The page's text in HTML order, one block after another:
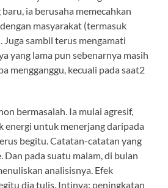
ia berusaha memecahkan
masyarakat (termasuk
Juga sambil terus mengamati
yang lama pun sebenarnya masih
mengganggu, kecuali pada saat2
bermasalah. Ia mulai agresif,
energi untuk menerjang daripada
begitu. Catatan-catatan yang
Dan pada suatu malam, di bulan
analisisnya. Efek
dia tulis. Intinya: peningkatan